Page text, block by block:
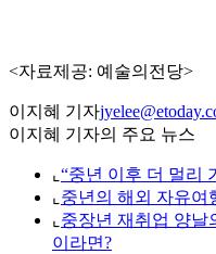
<자료제공: 예술의전당>
이지혜 기자
이지혜 기자의 주요 뉴스
⌞ “중년 이후 더 멀리
⌞ 중년의 해외 자유여
⌞ 중장년 재취업 양날
이라면?